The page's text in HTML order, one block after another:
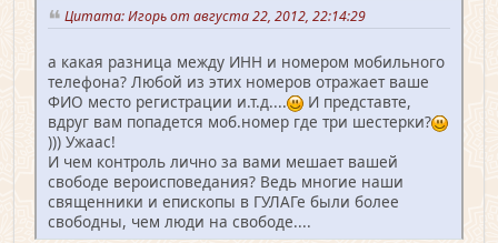
Цитата: Игорь от августа 22, 2012, 22:14:29
а какая разница между ИНН и номером мобильного
телефона? Любой из этих номеров отражает ваше
ФИО место регистрации и.т.д....
И представте,
вдруг вам попадется моб.номер где три шестерки?
))) Ужаас!
И чем контроль лично за вами мешает вашей
свободе вероисповедания? Ведь многие наши
священники и епископы в ГУЛАГе были более
свободны, чем люди на свободе....